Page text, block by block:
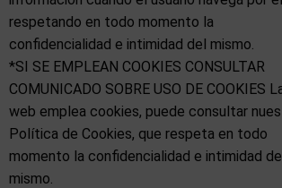
respetando en todo momento la
confidencialidad e intimidad del mismo.
*SI SE EMPLEAN COOKIES CONSULTAR
COMUNICADO SOBRE USO DE COOKIES
web emplea cookies, puede consultar
Política de Cookies, que respeta en todo
momento la confidencialidad e intimidad
mismo.